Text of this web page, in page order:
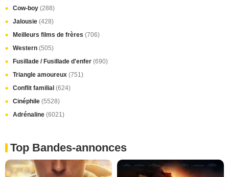
Cow-boy (288)
Jalousie (428)
Meilleurs films de frères (706)
Western (505)
Fusillade / Fusillade d'enfer (690)
Triangle amoureux (751)
Conflit familial (624)
Cinéphile (5528)
Adrénaline (6021)
Top Bandes-annonces